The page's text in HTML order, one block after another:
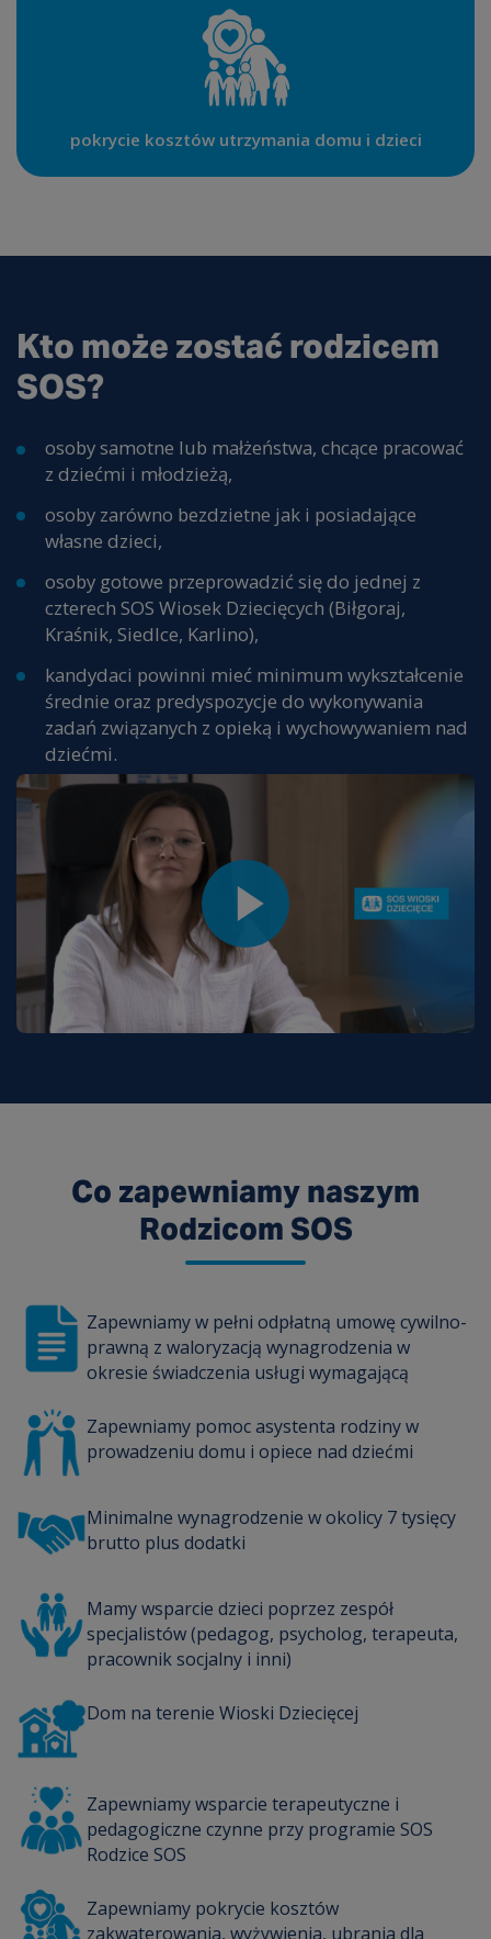
pokrycie kosztów utrzymania domu i dzieci
Kto może zostać rodzicem
SOS?
osoby samotne lub małżeństwa, chcące pracować
z dziećmi i młodzieżą,
osoby zarówno bezdzietne jak i posiadające
własne dzieci,
osoby gotowe przeprowadzić się do jednej z
czterech SOS Wiosek Dziecięcych (Biłgoraj,
Kraśnik, Siedlce, Karlino),
kandydaci powinni mieć minimum wykształcenie
średnie oraz predyspozycje do wykonywania
zadań związanych z opieką i wychowywaniem nad
dziećmi.
Co zapewniamy naszym
Rodzicom SOS
Zapewniamy w pełni odpłatną umowę cywilno-
prawną z waloryzacją wynagrodzenia w
okresie świadczenia usługi wymagającą
Zapewniamy pomoc asystenta rodziny w
prowadzeniu domu i opiece nad dziećmi
Minimalne wynagrodzenie w okolicy 7 tysięcy
brutto plus dodatki
Mamy wsparcie dzieci poprzez zespół
specjalistów (pedagog, psycholog, terapeuta,
pracownik socjalny i inni)
Dom na terenie Wioski Dziecięcej
Zapewniamy wsparcie terapeutyczne i
pedagogiczne czynne przy programie SOS
Rodzice SOS
Zapewniamy pokrycie kosztów
zakwaterowania, wyżywienia, ubrania dla